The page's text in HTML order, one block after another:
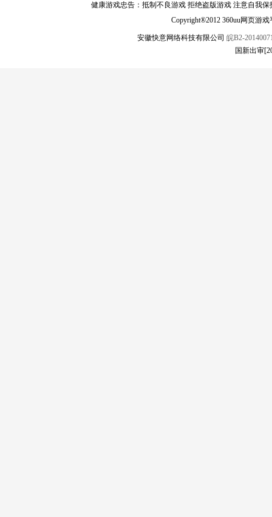
健康游戏忠告：抵制不良游戏 拒绝盗版游戏 注意自我
Copyright®2012 360uu网页游
安徽快意网络科技有限公司 皖B2-
国新出审